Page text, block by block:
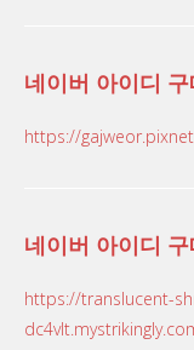
네이버 아이디 구
https://
네이버 아이디 구
https://translucent-